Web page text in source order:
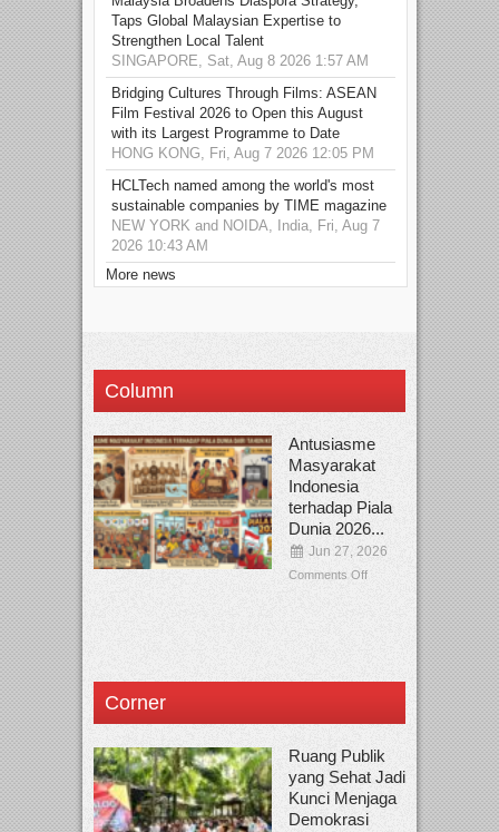
Taps Global Malaysian Expertise to
Strengthen Local Talent
SINGAPORE, Sat, Aug 8 2026 1:57 AM
Bridging Cultures Through Films: ASEAN
Film Festival 2026 to Open this August
with its Largest Programme to Date
HONG KONG, Fri, Aug 7 2026 12:05 PM
HCLTech named among the world's most
sustainable companies by TIME magazine
NEW YORK and NOIDA, India, Fri, Aug 7
2026 10:43 AM
More news
Column
Antusiasme
Masyarakat
Indonesia
terhadap Piala
Dunia 2026...
Jun 27, 2026
Comments Off
Corner
Ruang Publik
yang Sehat Jadi
Kunci Menjaga
Demokrasi